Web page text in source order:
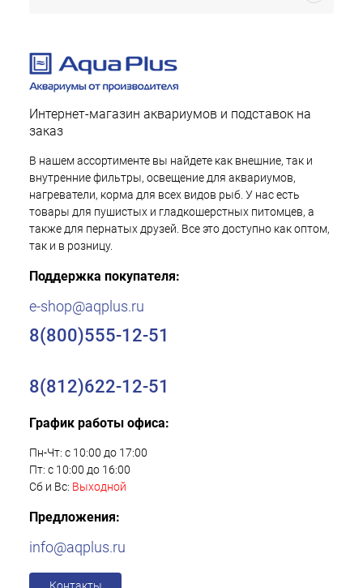
Интернет-магазин аквариумов и подставок на
заказ
В нашем ассортименте вы найдете как внешние, так и
внутренние фильтры, освещение для аквариумов,
нагреватели, корма для всех видов рыб. У нас есть
товары для пушистых и гладкошерстных питомцев, а
также для пернатых друзей. Все это доступно как оптом,
так и в розницу.
Поддержка покупателя:
e-shop@aqplus.ru
8(800)555-12-51
8(812)622-12-51
График работы офиса:
Пн-Чт: с 10:00 до 17:00
Пт: с 10:00 до 16:00
Сб и Вс: Выходной
Предложения:
info@aqplus.ru